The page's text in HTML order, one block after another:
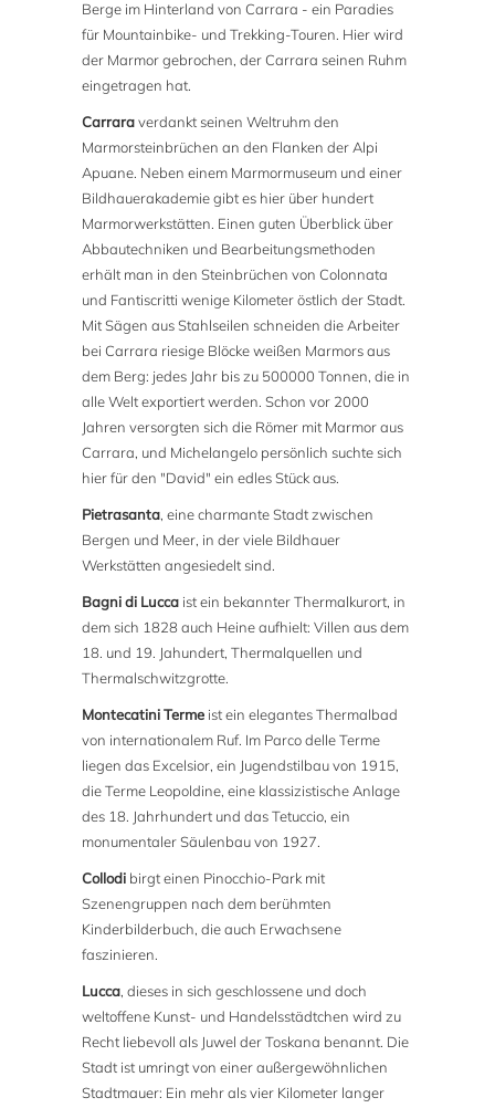
Berge im Hinterland von Carrara - ein Paradies
für Mountainbike- und Trekking-Touren. Hier wird
der Marmor gebrochen, der Carrara seinen Ruhm
eingetragen hat.
Carraraverdankt seinen Weltruhm den
Marmorsteinbrüchen an den Flanken der Alpi
Apuane. Neben einem Marmormuseum und einer
Bildhauerakademie gibt es hier über hundert
Marmorwerkstätten. Einen guten Überblick über
Abbautechniken und Bearbeitungsmethoden
erhält man in den Steinbrüchen von Colonnata
und Fantiscritti wenige Kilometer östlich der Stadt.
Mit Sägen aus Stahlseilen schneiden die Arbeiter
bei Carrara riesige Blöcke weißen Marmors aus
dem Berg: jedes Jahr bis zu 500000 Tonnen, die in
alle Welt exportiert werden. Schon vor 2000
Jahren versorgten sich die Römer mit Marmor aus
Carrara, und Michelangelo persönlich suchte sich
hier für den "David" ein edles Stück aus.
Pietrasanta, eine charmante Stadt zwischen
Bergen und Meer, in der viele Bildhauer
Werkstätten angesiedelt sind.
Bagni di Lucca ist ein bekannter Thermalkurort, in
dem sich 1828 auch Heine aufhielt: Villen aus dem
18. und 19. Jahundert, Thermalquellen und
Thermalschwitzgrotte.
Montecatini Terme ist ein elegantes Thermalbad
von internationalem Ruf. Im Parco delle Terme
liegen das Excelsior, ein Jugendstilbau von 1915,
die Terme Leopoldine, eine klassizistische Anlage
des 18. Jahrhundert und das Tetuccio, ein
monumentaler Säulenbau von 1927.
Collodi birgt einen Pinocchio-Park mit
Szenengruppen nach dem berühmten
Kinderbilderbuch, die auch Erwachsene
faszinieren.
Lucca, dieses in sich geschlossene und doch
weltoffene Kunst- und Handelsstädtchen wird zu
Recht liebevoll als Juwel der Toskana benannt. Die
Stadt ist umringt von einer außergewöhnlichen
Stadtmauer: Ein mehr als vier Kilometer langer